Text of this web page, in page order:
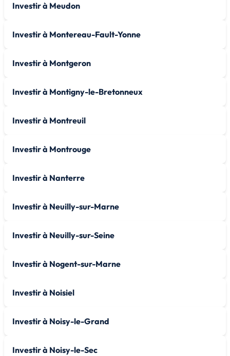
Investir à Meudon
Investir à Montereau-Fault-Yonne
Investir à Montgeron
Investir à Montigny-le-Bretonneux
Investir à Montreuil
Investir à Montrouge
Investir à Nanterre
Investir à Neuilly-sur-Marne
Investir à Neuilly-sur-Seine
Investir à Nogent-sur-Marne
Investir à Noisiel
Investir à Noisy-le-Grand
Investir à Noisy-le-Sec